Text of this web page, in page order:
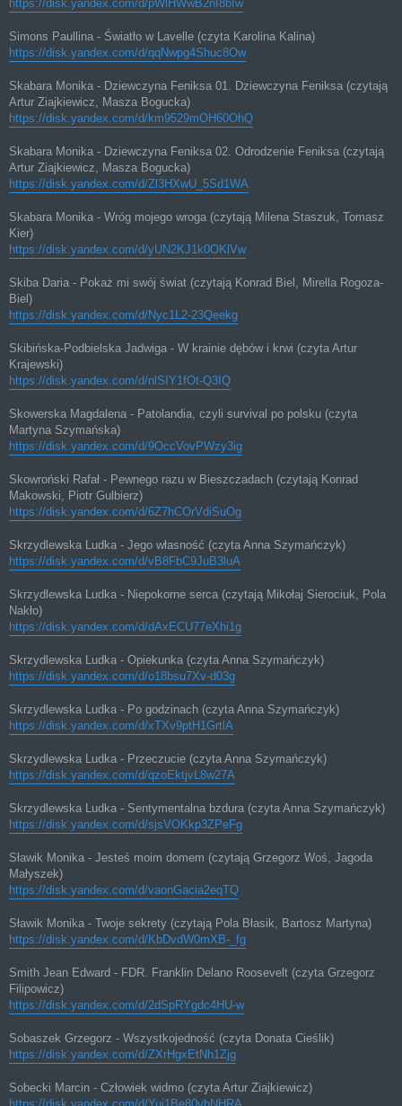
https://disk.yandex.com/d/pWlHWwB2nI8bIw
Simons Paullina - Światło w Lavelle (czyta Karolina Kalina)
https://disk.yandex.com/d/qqNwpg4Shuc8Ow
Skabara Monika - Dziewczyna Feniksa 01. Dziewczyna Feniksa (czytają
Artur Ziajkiewicz, Masza Bogucka)
https://disk.yandex.com/d/km9529mOH60OhQ
Skabara Monika - Dziewczyna Feniksa 02. Odrodzenie Feniksa (czytają
Artur Ziajkiewicz, Masza Bogucka)
https://disk.yandex.com/d/Zl3HXwU_5Sd1WA
Skabara Monika - Wróg mojego wroga (czytają Milena Staszuk, Tomasz
Kier)
https://disk.yandex.com/d/yUN2KJ1k0OKlVw
Skiba Daria - Pokaż mi swój świat (czytają Konrad Biel, Mirella Rogoza-
Biel)
https://disk.yandex.com/d/Nyc1L2-23Qeekg
Skibińska-Podbielska Jadwiga - W krainie dębów i krwi (czyta Artur
Krajewski)
https://disk.yandex.com/d/nlSIY1fOt-Q3IQ
Skowerska Magdalena - Patolandia, czyli survival po polsku (czyta
Martyna Szymańska)
https://disk.yandex.com/d/9OccVovPWzy3ig
Skowroński Rafał - Pewnego razu w Bieszczadach (czytają Konrad
Makowski, Piotr Gulbierz)
https://disk.yandex.com/d/6Z7hCOrVdiSuOg
Skrzydlewska Ludka - Jego własność (czyta Anna Szymańczyk)
https://disk.yandex.com/d/vB8FbC9JuB3luA
Skrzydlewska Ludka - Niepokorne serca (czytają Mikołaj Sierociuk, Pola
Nakło)
https://disk.yandex.com/d/dAxECU77eXhi1g
Skrzydlewska Ludka - Opiekunka (czyta Anna Szymańczyk)
https://disk.yandex.com/d/o18bsu7Xv-d03g
Skrzydlewska Ludka - Po godzinach (czyta Anna Szymańczyk)
https://disk.yandex.com/d/xTXv9ptH1GrtlA
Skrzydlewska Ludka - Przeczucie (czyta Anna Szymańczyk)
https://disk.yandex.com/d/qzoEktjvL8w27A
Skrzydlewska Ludka - Sentymentalna bzdura (czyta Anna Szymańczyk)
https://disk.yandex.com/d/sjsVOKkp3ZPeFg
Sławik Monika - Jesteś moim domem (czytają Grzegorz Woś, Jagoda
Małyszek)
https://disk.yandex.com/d/vaonGacia2eqTQ
Sławik Monika - Twoje sekrety (czytają Pola Błasik, Bartosz Martyna)
https://disk.yandex.com/d/KbDvdW0mXB-_fg
Smith Jean Edward - FDR. Franklin Delano Roosevelt (czyta Grzegorz
Filipowicz)
https://disk.yandex.com/d/2dSpRYgdc4HU-w
Sobaszek Grzegorz - Wszystkojedność (czyta Donata Cieślik)
https://disk.yandex.com/d/ZXrHgxEtNh1Zjg
Sobecki Marcin - Człowiek widmo (czyta Artur Ziajkiewicz)